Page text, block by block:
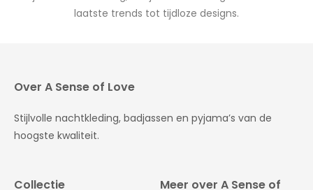
laatste trends tot tijdloze designs.
Over A Sense of Love
Stijlvolle nachtkleding, badjassen en pyjama’s van de
hoogste kwaliteit.
Collectie
Meer over A Sense of